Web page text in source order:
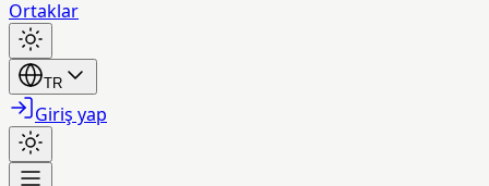
Ortaklar
TR
Giriş yap